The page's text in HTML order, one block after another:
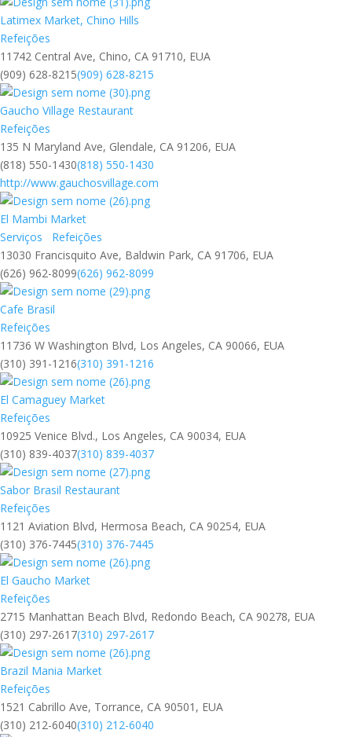
Latimex Market, Chino Hills
Refeições
11742 Central Ave, Chino, CA 91710, EUA
(909) 628-8215(909) 628-8215
Gaucho Village Restaurant
Refeições
135 N Maryland Ave, Glendale, CA 91206, EUA
(818) 550-1430(818) 550-1430
http://www.gauchosvillage.com
El Mambi Market
Serviços
Refeições
13030 Francisquito Ave, Baldwin Park, CA 91706, EUA
(626) 962-8099(626) 962-8099
Cafe Brasil
Refeições
11736 W Washington Blvd, Los Angeles, CA 90066, EUA
(310) 391-1216(310) 391-1216
El Camaguey Market
Refeições
10925 Venice Blvd., Los Angeles, CA 90034, EUA
(310) 839-4037(310) 839-4037
Sabor Brasil Restaurant
Refeições
1121 Aviation Blvd, Hermosa Beach, CA 90254, EUA
(310) 376-7445(310) 376-7445
El Gaucho Market
Refeições
2715 Manhattan Beach Blvd, Redondo Beach, CA 90278, EUA
(310) 297-2617(310) 297-2617
Brazil Mania Market
Refeições
1521 Cabrillo Ave, Torrance, CA 90501, EUA
(310) 212-6040(310) 212-6040